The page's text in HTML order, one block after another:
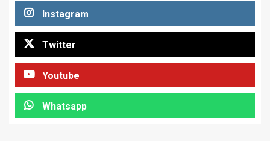
Instagram
Twitter
Youtube
Whatsapp